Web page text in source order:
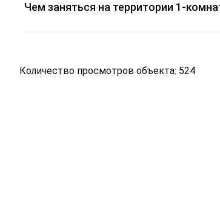
Чем заняться на территории 1-
Количество просмотров объекта: 524